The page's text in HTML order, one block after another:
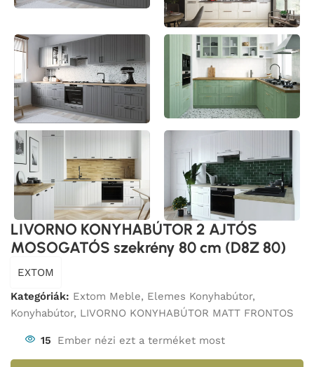
LIVORNO KONYHABÚTOR 2 AJTÓS
MOSOGATÓS szekrény 80 cm (D8Z 80)
EXTOM
Kategóriák: Extom Meble, Elemes Konyhabútor,
Konyhabútor, LIVORNO KONYHABÚTOR MATT FRONTOS
15 Ember nézi ezt a terméket most